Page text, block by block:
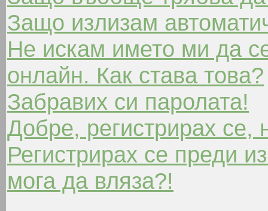
Защо излизам
Не искам името ми да
онлайн. Как става това?
Забравих си паролата!
Добре, регистрирах се,
Регистрирах се преди
мога да вляза?!